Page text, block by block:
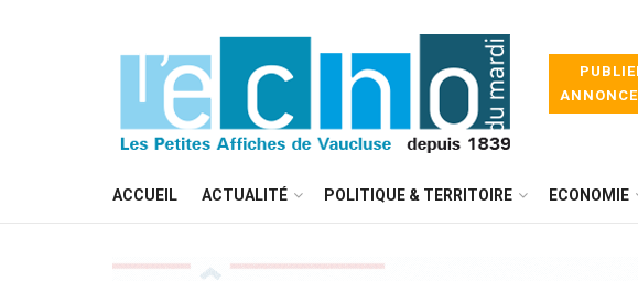
ACCUEIL ACTUALITÉ POLITIQUE & TERRITOIRE ECONOMIE